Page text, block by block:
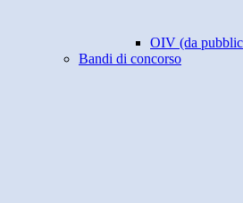
OIV (da
Bandi di concorso